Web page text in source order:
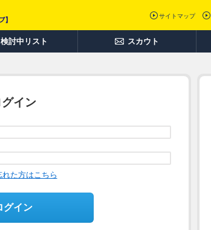
サイトマップ
検討中リスト スカウト
グイン
た方はこちら
グイン